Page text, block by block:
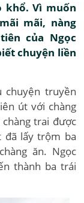
khổ. Vì muốn
mãi, nàng
của Ngọc
chuyện liền
chuyện truyền
út với chàng
trai được
đã lấy trộm ba
ăn. Ngọc
thành ba trái